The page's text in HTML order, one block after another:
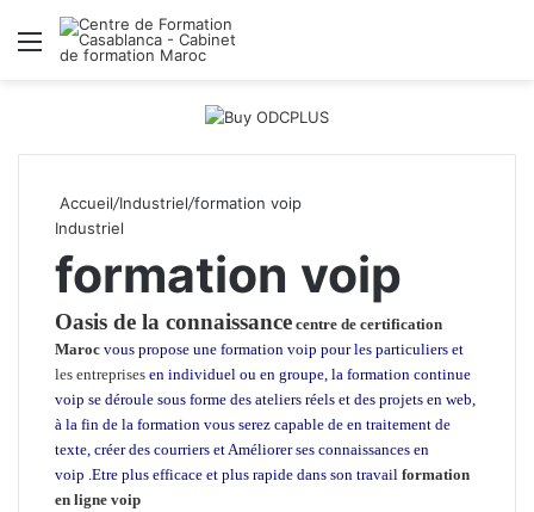
Menu
Accueil/Industriel/formation voip
Industriel
formation voip
Oasis de la connaissance centre de certification
Maroc vous propose une formation voip pour les particuliers et
les entreprises en individuel ou en groupe, la formation continue
voip se déroule sous forme des ateliers réels et des projets en web,
à la fin de la formation vous serez capable de en traitement de
texte, créer des courriers et Améliorer ses connaissances en
voip .Etre plus efficace et plus rapide dans son travail formation
en ligne voip